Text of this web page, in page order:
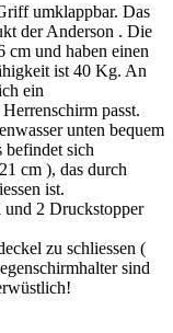
umklappbar. Das
der Anderson . Die
cm und haben einen
ist 40 Kg. An
ein
passt.
unten bequem
befindet sich
cm ), das durch
ist.
2 Druckstopper
zu schliessen (
sind